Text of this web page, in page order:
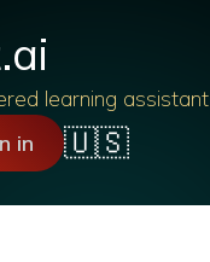
learning assistant
in 🇺🇸